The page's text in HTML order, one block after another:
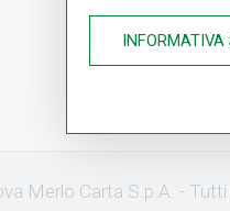
Merlo Carta S.p.A. -
INFORMATIVA